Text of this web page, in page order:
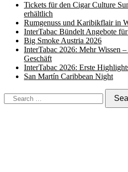
Tickets für den Cigar Culture
erhältlich
Rumgenuss und Karibikflair in
InterTabac Bündelt Angebote
Big Smoke Austria 2026
InterTabac 2026: Mehr Wissen
Geschäft
InterTabac 2026: Erste
San Martín Caribbean Night